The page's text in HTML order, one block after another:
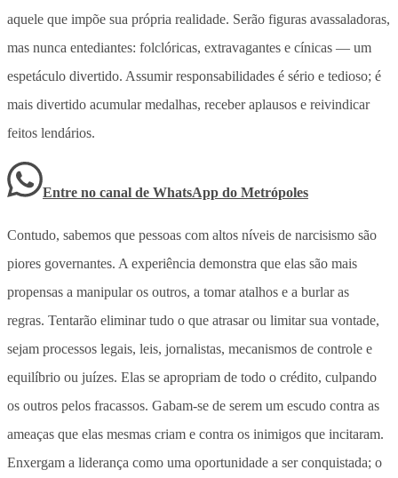
aquele que impõe sua própria realidade. Serão figuras avassaladoras,
mas nunca entediantes: folclóricas, extravagantes e cínicas — um
espetáculo divertido. Assumir responsabilidades é sério e tedioso; é
mais divertido acumular medalhas, receber aplausos e reivindicar
feitos lendários.
Entre no canal de WhatsApp do Metrópoles
Contudo, sabemos que pessoas com altos níveis de narcisismo são
piores governantes. A experiência demonstra que elas são mais
propensas a manipular os outros, a tomar atalhos e a burlar as
regras. Tentarão eliminar tudo o que atrasar ou limitar sua vontade,
sejam processos legais, leis, jornalistas, mecanismos de controle e
equilíbrio ou juízes. Elas se apropriam de todo o crédito, culpando
os outros pelos fracassos. Gabam-se de serem um escudo contra as
ameaças que elas mesmas criam e contra os inimigos que incitaram.
Enxergam a liderança como uma oportunidade a ser conquistada; o